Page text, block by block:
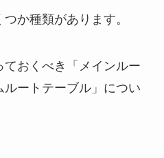
か種類があります。
おくべき「メインルー
ルートテーブル」につい